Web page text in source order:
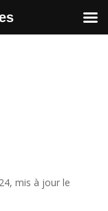
mis à jour le